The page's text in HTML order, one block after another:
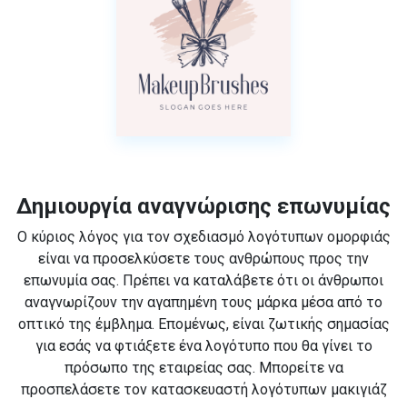
Δημιουργία αναγνώρισης επωνυμίας
Ο κύριος λόγος για τον σχεδιασμό λογότυπων ομορφιάς
είναι να προσελκύσετε τους ανθρώπους προς την
επωνυμία σας. Πρέπει να καταλάβετε ότι οι άνθρωποι
αναγνωρίζουν την αγαπημένη τους μάρκα μέσα από το
οπτικό της έμβλημα. Επομένως, είναι ζωτικής σημασίας
για εσάς να φτιάξετε ένα λογότυπο που θα γίνει το
πρόσωπο της εταιρείας σας. Μπορείτε να
προσπελάσετε τον κατασκευαστή λογότυπων μακιγιάζ